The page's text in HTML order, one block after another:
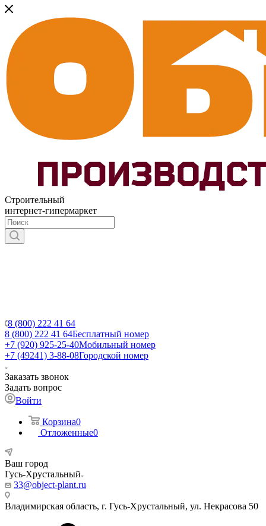
Строительный
интернет-гипермаркет
8 (800) 222 41 64
8 (800) 222 41 64Бесплатный номер
+7 (920) 925-25-40Мобильный номер
+7 (49241) 3-88-08Городской номер
Заказать звонок
Задать вопрос
Войти
Корзина0
Отложенные0
Ваш город
Гусь-Хрустальный
33@object-plant.ru
Владимирская область, г. Гусь-Хрустальный, ул. Некрасова 50